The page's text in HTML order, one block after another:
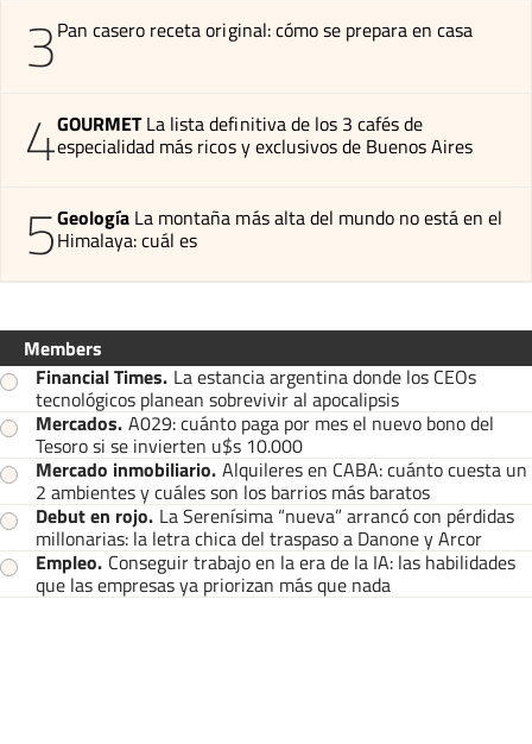
3Pan casero receta original: cómo se prepara en casa
4GOURMET La lista definitiva de los 3 cafés de
especialidad más ricos y exclusivos de Buenos Aires
5Geología La montaña más alta del mundo no está en el
Himalaya: cuál es
Members
Financial Times. La estancia argentina donde los CEOs
tecnológicos planean sobrevivir al apocalipsis
Mercados. A029: cuánto paga por mes el nuevo bono del
Tesoro si se invierten u$s 10.000
Mercado inmobiliario. Alquileres en CABA: cuánto cuesta un
2 ambientes y cuáles son los barrios más baratos
Debut en rojo. La Serenísima “nueva” arrancó con pérdidas
millonarias: la letra chica del traspaso a Danone y Arcor
Empleo. Conseguir trabajo en la era de la IA: las habilidades
que las empresas ya priorizan más que nada